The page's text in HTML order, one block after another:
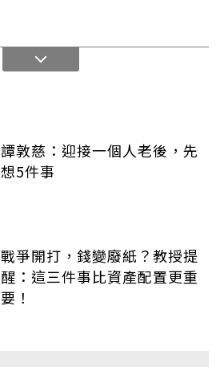
譚敦慈：迎接一個人老後，先
想5件事
戰爭開打，錢變廢紙？教授提
醒：這三件事比資產配置更重
要！